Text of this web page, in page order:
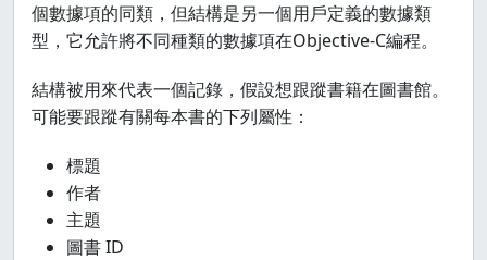
個數據項的同類，但結構是另一個用戶定義的數據類
型，它允許將不同種類的數據項在Objective-C編程。
結構被用來代表一個記錄，假設想跟蹤書籍在圖書館。
可能要跟蹤有關每本書的下列屬性：
標題
作者
主題
圖書 ID